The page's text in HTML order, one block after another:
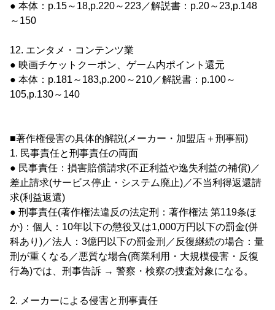
● 本体：p.15～18,p.220～223／解説書：p.20～23,p.148
～150
12. エンタメ・コンテンツ業
● 映画チケットクーポン、ゲーム内ポイント還元
● 本体：p.181～183,p.200～210／解説書：p.100～
105,p.130～140
■著作権侵害の具体的解説(メーカー・加盟店＋刑事罰)
1. 民事責任と刑事責任の両面
● 民事責任：損害賠償請求(不正利益や逸失利益の補償)／
差止請求(サービス停止・システム廃止)／不当利得返還請
求(利益返還)
● 刑事責任(著作権法違反の法定刑：著作権法 第119条ほ
か)：個人：10年以下の懲役又は1,000万円以下の罰金(併
科あり)／法人：3億円以下の罰金刑／反復継続の場合：量
刑が重くなる／悪質な場合(商業利用・大規模侵害・反復
行為)では、刑事告訴 → 警察・検察の捜査対象になる。
2. メーカーによる侵害と刑事責任